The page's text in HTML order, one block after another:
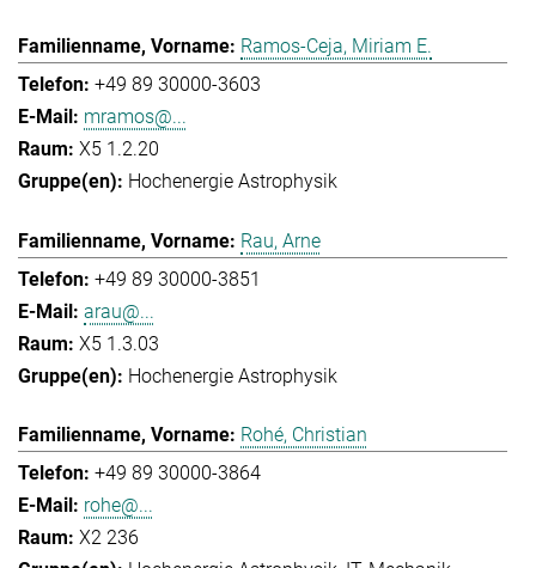
Ramos-Ceja, Miriam E.
+49 89 30000-3603
mramos@...
X5 1.2.20
Hochenergie Astrophysik
Rau, Arne
+49 89 30000-3851
arau@...
X5 1.3.03
Hochenergie Astrophysik
Rohé, Christian
+49 89 30000-3864
rohe@...
X2 236